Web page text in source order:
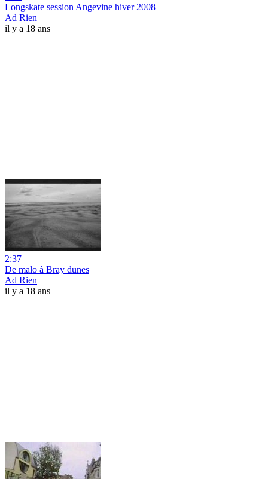
Longskate session Angevine hiver 2008
Ad Rien
il y a 18 ans
2:37
De malo à Bray dunes
Ad Rien
il y a 18 ans